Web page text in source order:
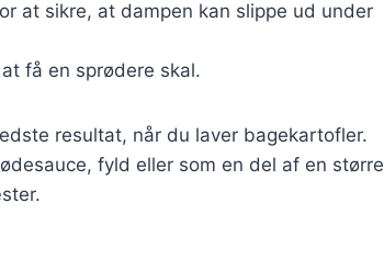
at sikre, at dampen kan slippe ud under
få en sprødere skal.
resultat, når du laver bagekartofler.
fyld eller som en del af en større